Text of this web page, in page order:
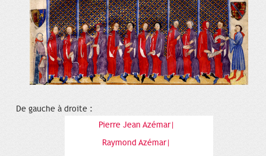
De gauche à droite :
Pierre Jean Azémar|
Raymond Azémar|